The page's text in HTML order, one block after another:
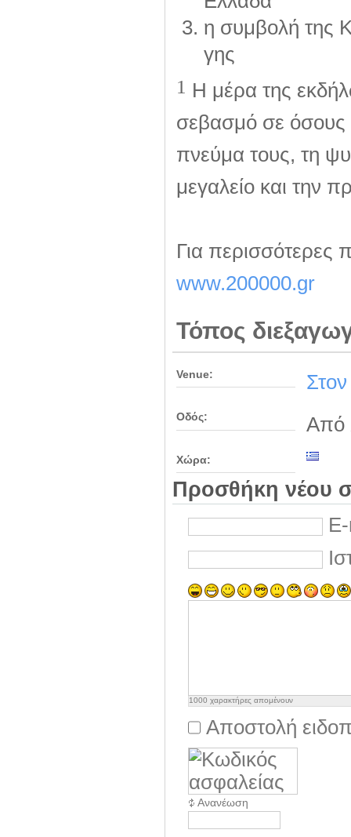
η συμβολή της
γης
1 Η μέρα της
σεβασμό σε όσους
πνεύμα τους, τη
μεγαλείο και την
Για περισσότερες
www.200000.gr
Τόπος
Venue:
Οδός: Από
Χώρα:
Προσθήκη νέου
1000 χαρακτήρες απομένουν
Αποστολή
Ανανέωση